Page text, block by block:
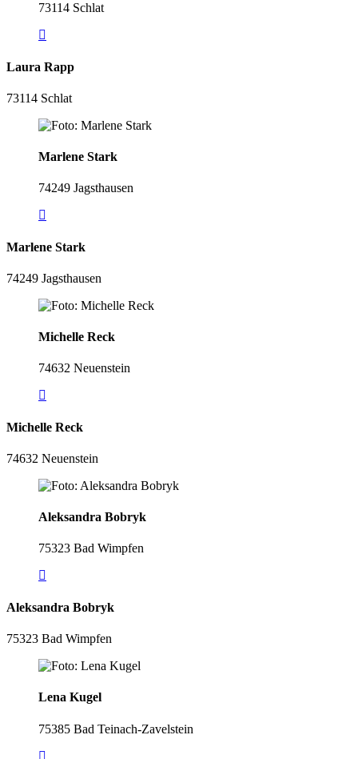
73114 Schlat
Laura Rapp
73114 Schlat
Marlene Stark
74249 Jagsthausen
Marlene Stark
74249 Jagsthausen
Michelle Reck
74632 Neuenstein
Michelle Reck
74632 Neuenstein
Aleksandra Bobryk
75323 Bad Wimpfen
Aleksandra Bobryk
75323 Bad Wimpfen
Lena Kugel
75385 Bad Teinach-Zavelstein